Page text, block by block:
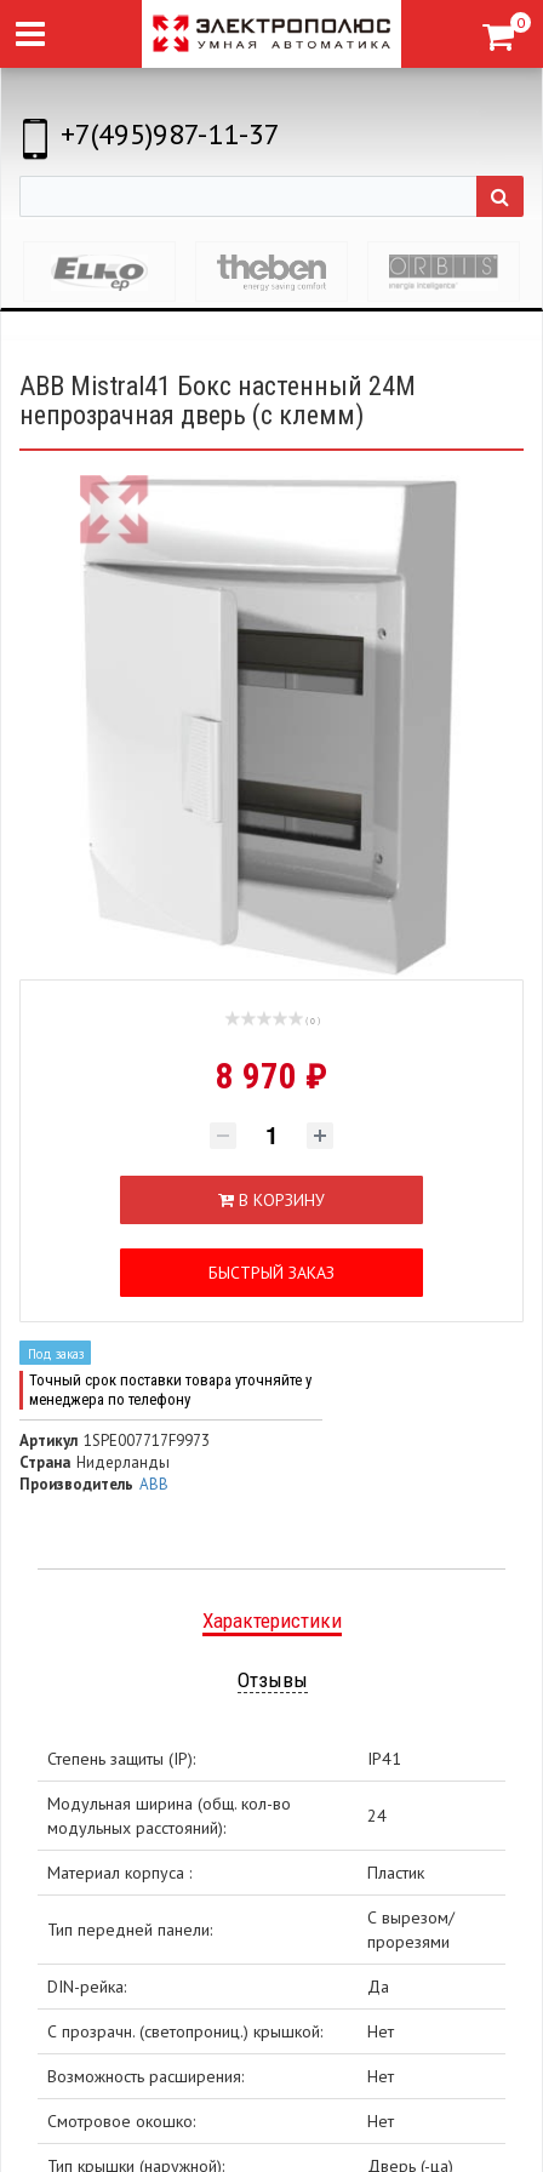
0
+7(495)987-11-37
ABB Mistral41 Бокс настенный 24М
непрозрачная дверь (с клемм)
( 0 )
8 970 ₽
В КОРЗИНУ
БЫСТРЫЙ ЗАКАЗ
Под заказ
Точный срок поставки товара уточняйте у
менеджера по телефону
Артикул 1SPE007717F9973
Страна Нидерланды
Производитель ABB
Характеристики
Отзывы
Степень защиты (IP): IP41
Модульная ширина (общ. кол-во
модульных расстояний):
24
Материал корпуса : Пластик
Тип передней панели:
С вырезом/
прорезями
DIN-рейка: Да
С прозрачн. (светопрониц.) крышкой: Нет
Возможность расширения: Нет
Смотровое окошко: Нет
Тип крышки (наружной): Дверь (-ца)